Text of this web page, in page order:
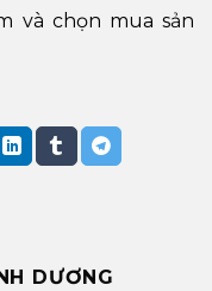
và chọn mua sản
DƯƠNG